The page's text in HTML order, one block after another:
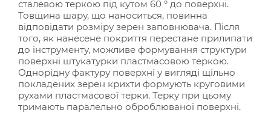
сталевою теркою під кутом 60 ° до поверхні.
Товщина шару, що наноситься, повинна
відповідати розміру зерен заповнювача. Після
того, як нанесене покриття перестане прилипати
до інструменту, можливе формування структури
поверхні штукатурки пластмасовою теркою.
Однорідну фактуру поверхні у вигляді щільно
покладених зерен крихти формують круговими
рухами пластмасової терки. Терку при цьому
тримають паралельно оброблюваної поверхні.